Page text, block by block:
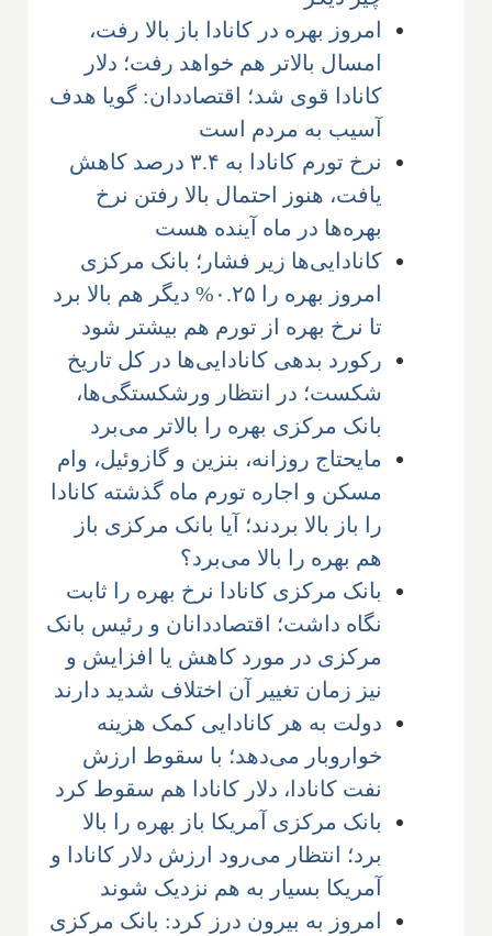
امروز بهره در کانادا باز بالا رفت،
امسال بالاتر هم خواهد رفت؛ دلار
کانادا قوی شد؛ اقتصاددان: گویا هدف
آسیب به مردم است
نرخ تورم کانادا به ۳.۴ درصد کاهش
یافت، هنوز احتمال بالا رفتن نرخ
بهره‌ها در ماه آینده هست
کانادایی‌ها زیر فشار؛ بانک مرکزی
امروز بهره را ۰.۲۵% دیگر هم بالا برد
تا نرخ بهره از تورم هم بیشتر شود
رکورد بدهی کانادایی‌ها در کل تاریخ
شکست؛ در انتظار ورشکستگی‌ها،
بانک مرکزی بهره را بالاتر می‌برد
مایحتاج روزانه، بنزین و گازوئیل، وام
مسکن و اجاره تورم ماه گذشته کانادا
را باز بالا بردند؛ آیا بانک مرکزی باز
هم بهره را بالا می‌برد؟
بانک مرکزی کانادا نرخ بهره را ثابت
نگاه داشت؛ اقتصاددانان و رئیس بانک
مرکزی در مورد کاهش یا افزایش و
نیز زمان تغییر آن اختلاف شدید دارند
دولت به هر کانادایی کمک هزینه
خواروبار می‌دهد؛ با سقوط ارزش
نفت کانادا، دلار کانادا هم سقوط کرد
بانک مرکزی آمریکا باز بهره را بالا
برد؛ انتظار می‌رود ارزش دلار کانادا و
آمریکا بسیار به هم نزدیک شوند
امروز به بیرون درز کرد: بانک مرکزی